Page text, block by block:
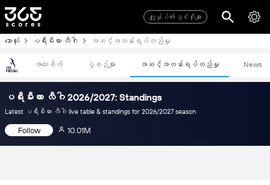
ကျွုန်ုပ်၏သွင်းဂိုးများ
ဘောလုံး ပရီးမီးယား လီဂါ အဆင့်အတန်းရပ်တည်မှု
အသေးစိတ် ပွဲစဉ်များ အဆင့်အတန်းရပ်တည်မှု News
ပရီးမီးယား လီဂါ 2026/2027: Standings
Latest ပရီးမီးယား လီဂါ live table & standings for 2026/2027 season
Follow 10.01M